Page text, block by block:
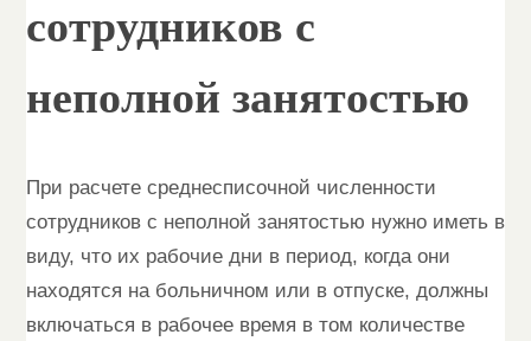
сотрудников с
неполной занятостью
При расчете среднесписочной численности
сотрудников с неполной занятостью нужно иметь в
виду, что их рабочие дни в период, когда они
находятся на больничном или в отпуске, должны
включаться в рабочее время в том количестве